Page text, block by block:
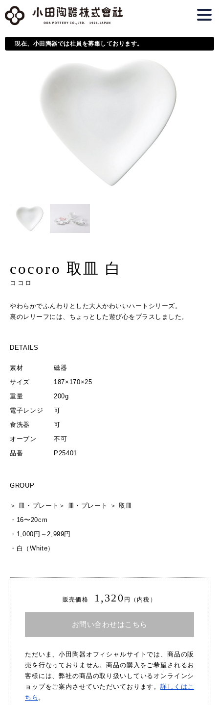
現在、小田陶器では社員を募集しております。
cocoro 取皿 白
ココロ
やわらかでふんわりとした大人かわいいハートシリーズ。
裏のレリーフには、ちょっとした遊び心をプラスしました。
DETAILS
素材
磁器
サイズ
187×170×25
重量
200g
電子レンジ
可
食洗器
可
オーブン
不可
品番
P25401
GROUP
＞ 皿・プレート ＞ 皿・プレート ＞取皿
・ 16〜20cm
・ 1,000円～2,999円
・ 白（White）
販売価格 1,320 円（内税）
お問い合わせはこちら
ただいま、小田陶器オフィシャルサイトでは、商品の販
売を行なっておりません。商品の購入をご希望されるお
客様には、弊社の商品の取り扱いしているオンラインシ
ョップをご案内させていただいております。詳しくはこ
ちら 。